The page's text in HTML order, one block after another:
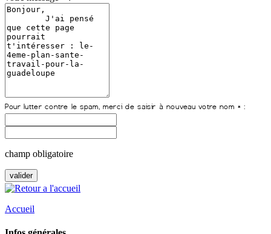
champ obligatoire
Accueil